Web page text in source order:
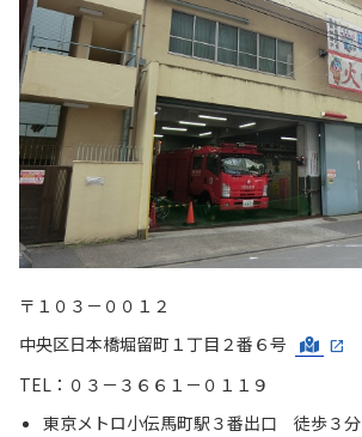
〒１０３－００１２
中央区日本橋堀留町１丁目２番６号
TEL：０３－３６６１－０１１９
東京メトロ小伝馬町駅３番出口 徒歩３分